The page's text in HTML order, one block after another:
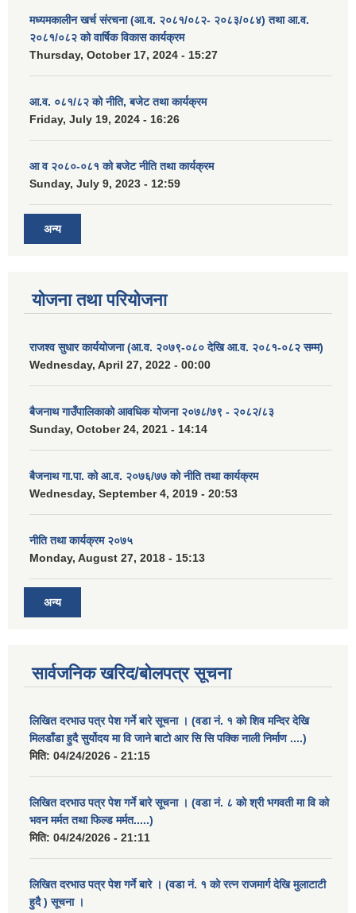
मध्यमकालीन खर्च संरचना (आ.व. २०८१/०८२- २०८३/०८४) तथा आ.व.
२०८१/०८२ को वार्षिक विकास कार्यक्रम
Thursday, October 17, 2024 - 15:27
आ.व. ०८१/८२ को नीति, बजेट तथा कार्यक्रम
Friday, July 19, 2024 - 16:26
आ व २०८०-०८१ को बजेट नीति तथा कार्यक्रम
Sunday, July 9, 2023 - 12:59
अन्य
योजना तथा परियोजना
राजश्व सुधार कार्ययोजना (आ.व. २०७९-०८० देखि आ.व. २०८१-०८२ सम्म)
Wednesday, April 27, 2022 - 00:00
बैजनाथ गाउँपालिकाको आवधिक योजना २०७८/७९ - २०८२/८३
Sunday, October 24, 2021 - 14:14
बैजनाथ गा.पा. को आ.व. २०७६/७७ को नीति तथा कार्यक्रम
Wednesday, September 4, 2019 - 20:53
नीति तथा कार्यक्रम २०७५
Monday, August 27, 2018 - 15:13
अन्य
सार्वजनिक खरिद/बोलपत्र सूचना
लिखित दरभाउ पत्र पेश गर्ने बारे सूचना । (वडा नं. १ को शिव मन्दिर देखि
मिलडाँडा हुदै सुर्योदय मा वि जाने बाटो आर सि सि पक्कि नाली निर्माण ....)
मिति: 04/24/2026 - 21:15
लिखित दरभाउ पत्र पेश गर्ने बारे सूचना । (वडा नं. ८ को श्री भगवती मा वि को
भवन मर्मत तथा फिल्ड मर्मत.....)
मिति: 04/24/2026 - 21:11
लिखित दरभाउ पत्र पेश गर्ने बारे । (वडा नं. १ को रत्न राजमार्ग देखि मुलाटाटी
हुदै ) सूचना ।